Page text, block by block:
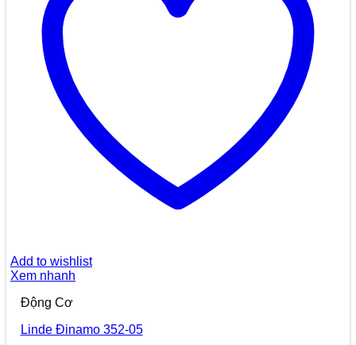
Add to wishlist
Xem nhanh
Động Cơ
Linde Đinamo 352-05